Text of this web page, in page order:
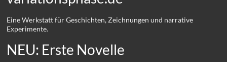
Eine Werkstatt für Geschichten, Zeichnungen und narrative
Experimente.
NEU: Erste Novelle